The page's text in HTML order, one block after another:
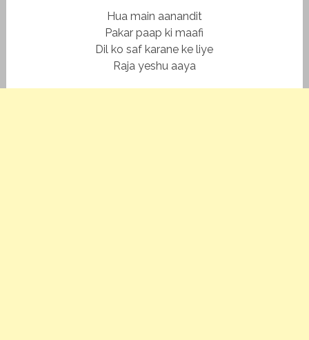
Hua main aanandit
Pakar paap ki maafi
Dil ko saf karane ke liye
Raja yeshu aaya